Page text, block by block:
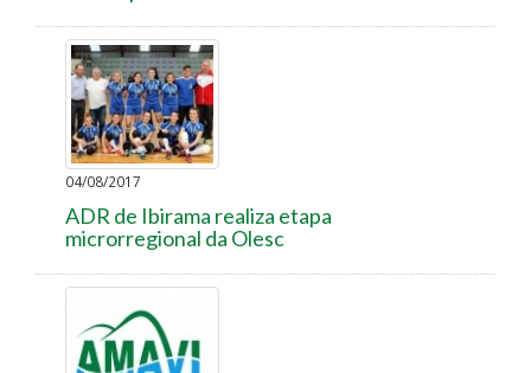
04/08/2017
ADR de Ibirama realiza etapa
microrregional da Olesc